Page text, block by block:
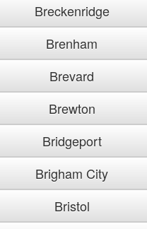
Breckenridge
Brenham
Brevard
Brewton
Bridgeport
Brigham City
Bristol